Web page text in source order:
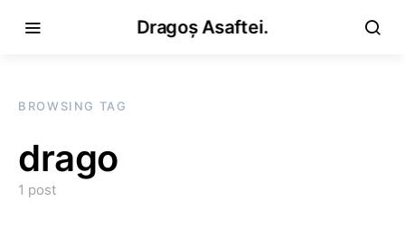
Dragoș Asaftei.
BROWSING TAG
drago
1 post